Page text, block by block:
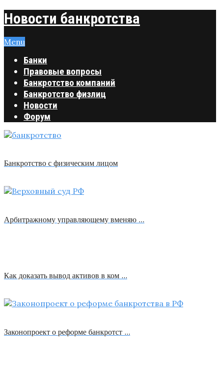
Новости банкротства
Menu
Банки
Правовые вопросы
Банкротство компаний
Банкротство физлиц
Новости
Форум
Банкротство с физическим лицом
Арбитражному управляющему вменяю …
Как доказать вывод активов в ком …
Законопроект о реформе банкротст …